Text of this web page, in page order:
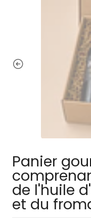
Panier
de l'huile
et du